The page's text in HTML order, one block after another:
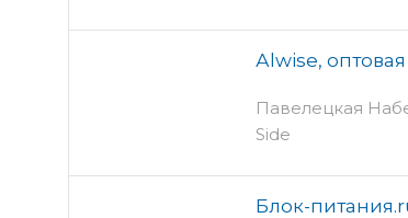
Аlwise,
Павелецкая
Side
Блок-